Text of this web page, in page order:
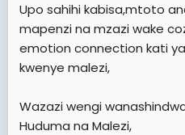
acceptance kuliko
Halafu stress zikizidi
dudubaya
ni frustationna stress
sababu dudubaya kwa
Upo sahihi kabisa,mtoto
mapenzi na mzazi wake
emotion connection kati
kwenye malezi,
Wazazi wengi
Huduma na Malezi,